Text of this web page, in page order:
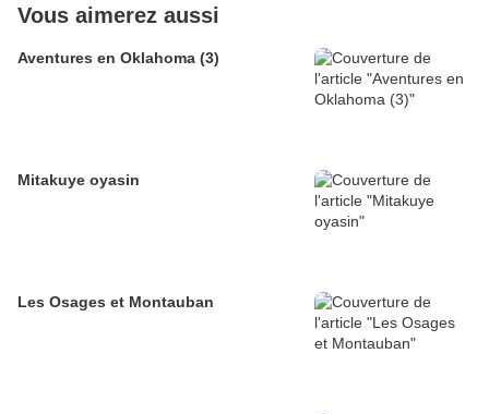
Vous aimerez aussi
Aventures en Oklahoma (3)
Mitakuye oyasin
Les Osages et Montauban